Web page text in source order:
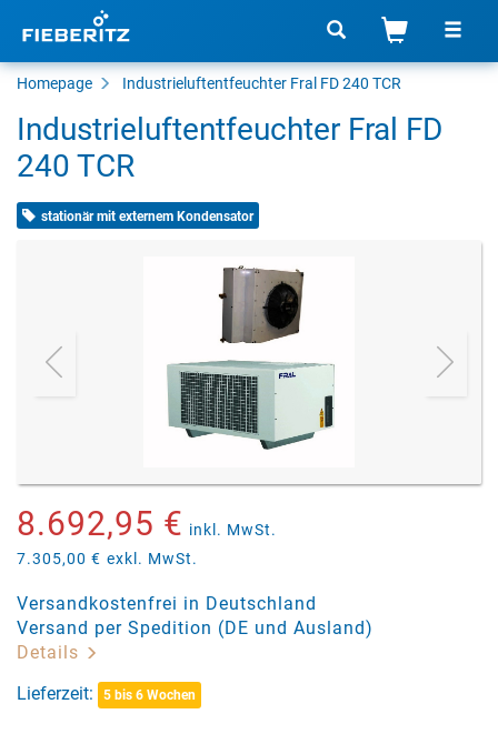
Homepage Industrieluftentfeuchter Fral FD 240 TCR
Industrieluftentfeuchter Fral FD
240 TCR
stationär mit externem Kondensator
8.692,95 € inkl. MwSt.
7.305,00 € exkl. MwSt.
Versandkostenfrei in Deutschland
Versand per Spedition (DE und Ausland)
Details
Lieferzeit:
5 bis 6 Wochen